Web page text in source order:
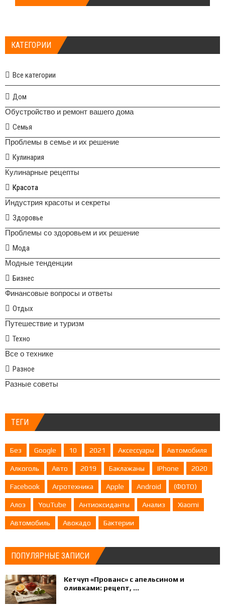
КАТЕГОРИИ
Все категории
Дом
Обустройство и ремонт вашего дома
Семья
Проблемы в семье и их решение
Кулинария
Кулинарные рецепты
Красота
Индустрия красоты и секреты
Здоровье
Проблемы со здоровьем и их решение
Мода
Модные тенденции
Бизнес
Финансовые вопросы и ответы
Отдых
Путешествие и туризм
Техно
Все о технике
Разное
Разные советы
ТЕГИ
Без Google 10 2021 Аксессуары Автомобиля
Алкоголь Авто 2019 Баклажаны IPhone 2020
Facebook Агротехника Apple Android (ФОТО)
Алоэ YouTube Антиоксиданты Анализ Xiaomi
Автомобиль Авокадо Бактерии
ПОПУЛЯРНЫЕ ЗАПИСИ
Кетчуп «Прованс» с апельсином и
оливками: рецепт, ...